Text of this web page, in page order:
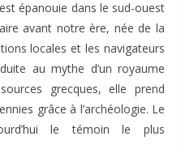
épanouie dans le sud-ouest
avant notre ère, née de la
locales et les navigateurs
au mythe d’un royaume
grecques, elle prend
grâce à l’archéologie. Le
le témoin le plus